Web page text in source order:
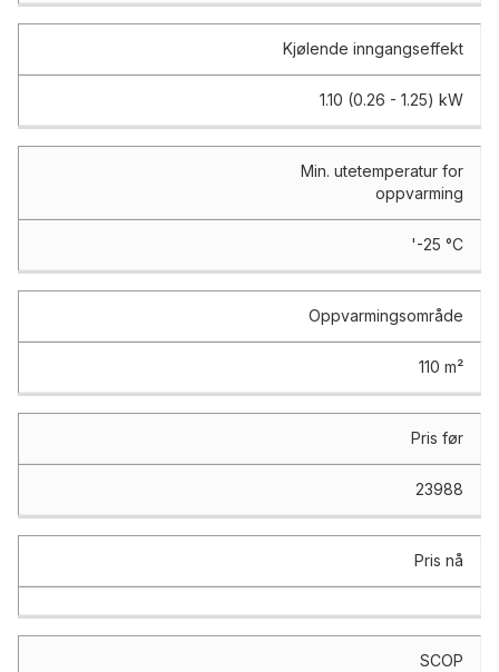
Kjølende inngangseffekt
1.10 (0.26 - 1.25) kW
Min. utetemperatur for
oppvarming
'-25 °C
Oppvarmingsområde
110 m²
Pris før
23988
Pris nå
SCOP